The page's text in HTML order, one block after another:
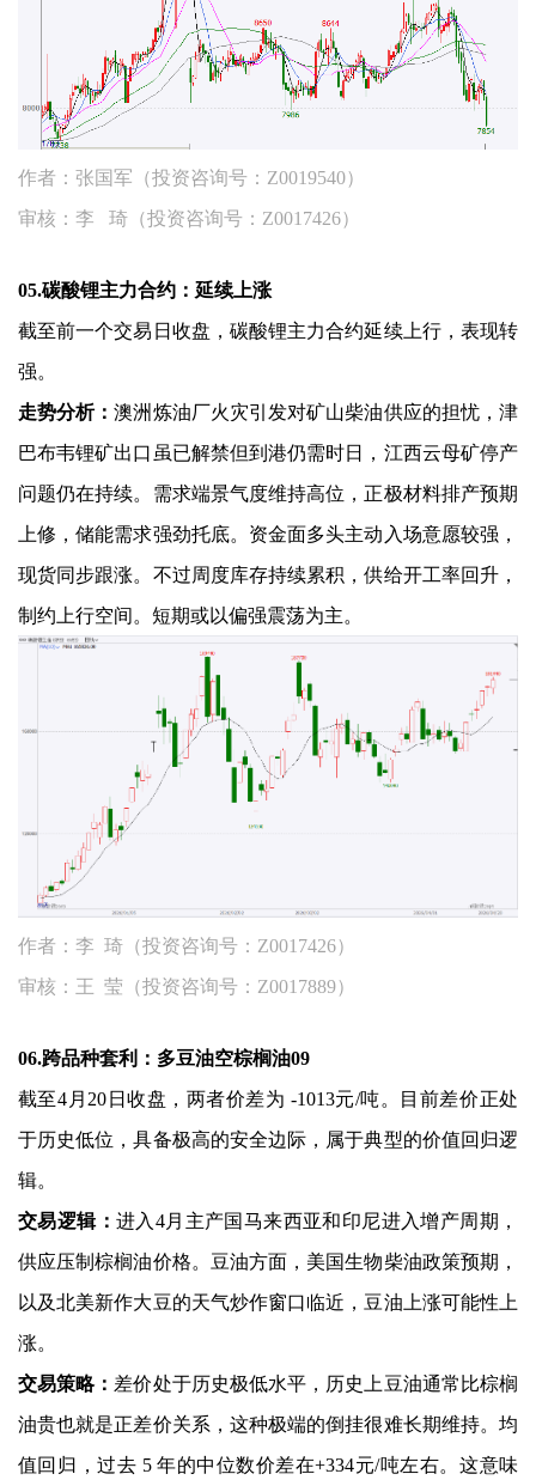
作者：张国军（投资咨询号：Z0019540）
审核：李 琦（投资咨询号：Z0017426）
05.碳酸锂主力合约：延续上涨
截至前一个交易日收盘，碳酸锂主力合约延续上行，表现转
强。
走势分析：澳洲炼油厂火灾引发对矿山柴油供应的担忧，津
巴布韦锂矿出口虽已解禁但到港仍需时日，江西云母矿停产
问题仍在持续。需求端景气度维持高位，正极材料排产预期
上修，储能需求强劲托底。资金面多头主动入场意愿较强，
现货同步跟涨。不过周度库存持续累积，供给开工率回升，
制约上行空间。短期或以偏强震荡为主。
作者：李 琦（投资咨询号：Z0017426）
审核：王 莹（投资咨询号：Z0017889）
06.跨品种套利：多豆油空棕榈油09
截至4月20日收盘，两者价差为 -1013元/吨。目前差价正处
于历史低位，具备极高的安全边际，属于典型的价值回归逻
辑。
交易逻辑： 进入4月主产国马来西亚和印尼进入增产周期，
供应压制棕榈油价格。豆油方面，美国生物柴油政策预期，
以及北美新作大豆的天气炒作窗口临近，豆油上涨可能性上
涨。
交易策略： 差价处于历史极低水平，历史上豆油通常比棕榈
油贵也就是正差价关系，这种极端的倒挂很难长期维持。均
值回归，过去 5 年的中位数价差在+334元/吨左右。这意味